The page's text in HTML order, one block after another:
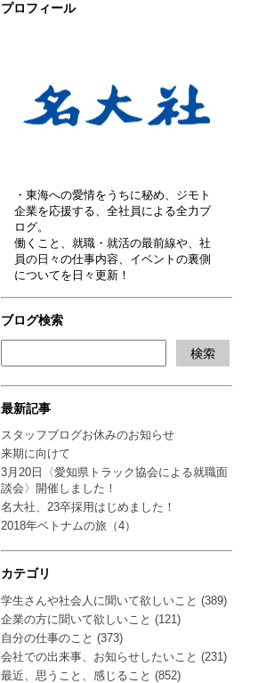
プロフィール
・東海への愛情をうちに秘め、ジモト
企業を応援する、全社員による全力ブ
ログ。
働くこと、就職・就活の最前線や、社
員の日々の仕事内容、イベントの裏側
についてを日々更新！
ブログ検索
最新記事
スタッフブログお休みのお知らせ
来期に向けて
3月20日〈愛知県トラック協会による就職面
談会〉開催しました！
名大社、23卒採用はじめました！
2018年ベトナムの旅（4）
カテゴリ
学生さんや社会人に聞いて欲しいこと (389)
企業の方に聞いて欲しいこと (121)
自分の仕事のこと (373)
会社での出来事、お知らせしたいこと (231)
最近、思うこと、感じること (852)